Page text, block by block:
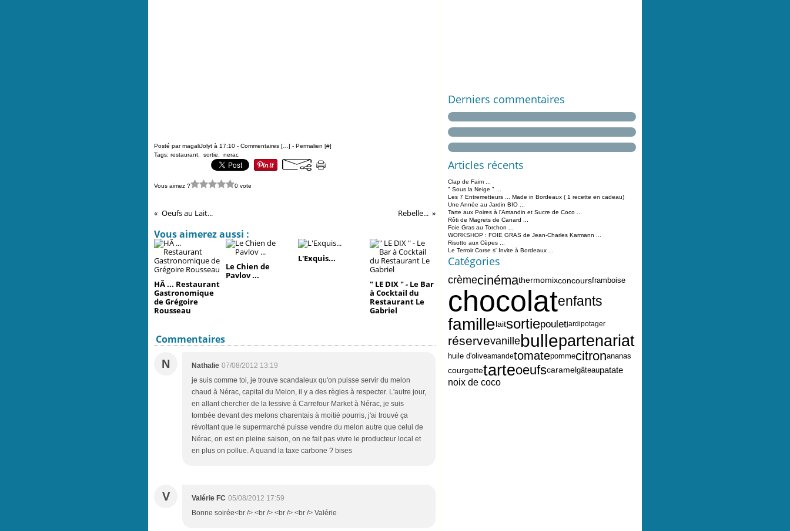
Posté par magaliJolyt à 17:10 - Commentaires [ ] - Permalien [#]
Tags: restaurant sortie nerac
Vous aimez ? 0 vote
Oeufs au Lait... Rebelle...
Vous aimerez aussi :
HÂ ... Restaurant
Gastronomique
de Grégoire
Rousseau
Le Chien de
Pavlov ...
L'Exquis...
" LE DIX " - Le Bar
à Cocktail du
Restaurant Le
Gabriel
Commentaires
N
Nathalie 07/08/2012 13:19
je suis comme toi, je trouve scandaleux qu'on puisse servir du melon
chaud à Nérac, capital du Melon, il y a des règles à respecter. L'autre jour,
en allant chercher de la lessive à Carrefour Market à Nérac, je suis
tombée devant des melons charentais à moitié pourris, j'ai trouvé ça
révoltant que le supermarché puisse vendre du melon autre que celui de
Nérac, on est en pleine saison, on ne fait pas vivre le producteur local et
en plus on pollue. A quand la taxe carbone ? bises
V Valérie FC 05/08/2012 17:59
Bonne soirée<br /> <br /> <br /> <br /> Valérie
Derniers commentaires
Articles récents
Clap de Faim ...
" Sous la Neige " ...
Les 7 Entremetteurs ... Made in Bordeaux ( 1 recette en cadeau)
Une Année au Jardin BIO ...
Tarte aux Poires à l'Amandin et Sucre de Coco ...
Rôti de Magrets de Canard ...
Foie Gras au Torchon ...
WORKSHOP : FOIE GRAS de Jean-Charles Karmann ...
Risotto aux Cèpes ...
Le Terroir Corse s' Invite à Bordeaux ...
Catégories
crèmecinémathermomixconcoursframboise
chocolatenfants
famillelaitsortiepouletjardipotager
réservevanillebullepartenariat
huile d'oliveamandetomatepommecitronananas
courgettetarteoeufscaramelgâteaupatate
noix de coco